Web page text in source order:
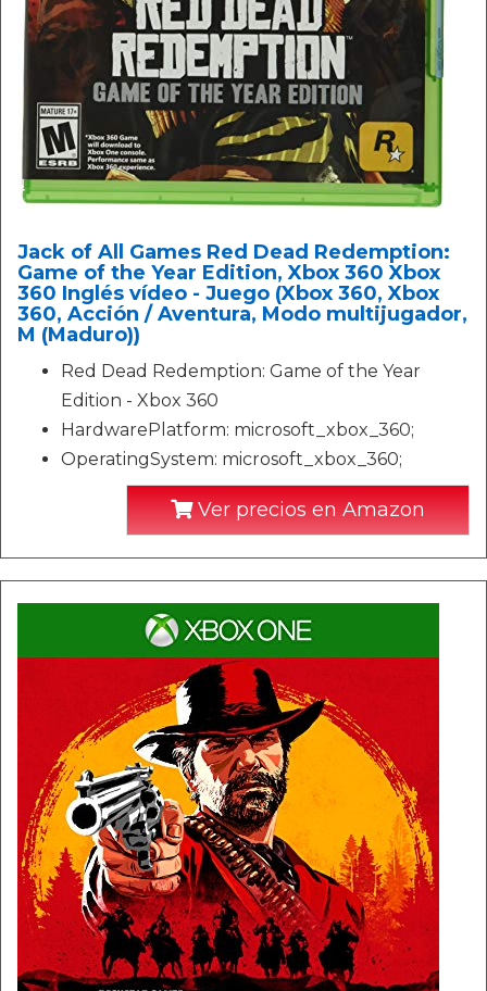
Jack of All Games Red Dead Redemption:
Game of the Year Edition, Xbox 360 Xbox
360 Inglés vídeo - Juego (Xbox 360, Xbox
360, Acción / Aventura, Modo multijugador,
M (Maduro))
Red Dead Redemption: Game of the Year
Edition - Xbox 360
HardwarePlatform: microsoft_xbox_360;
OperatingSystem: microsoft_xbox_360;
Ver precios en Amazon